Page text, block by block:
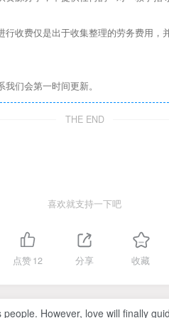
收费仅是出于收集整理的劳务费用
们会第一时间更新。
THE END
喜欢就支持一下吧
点赞12 分享 收藏
people. However, love will finally